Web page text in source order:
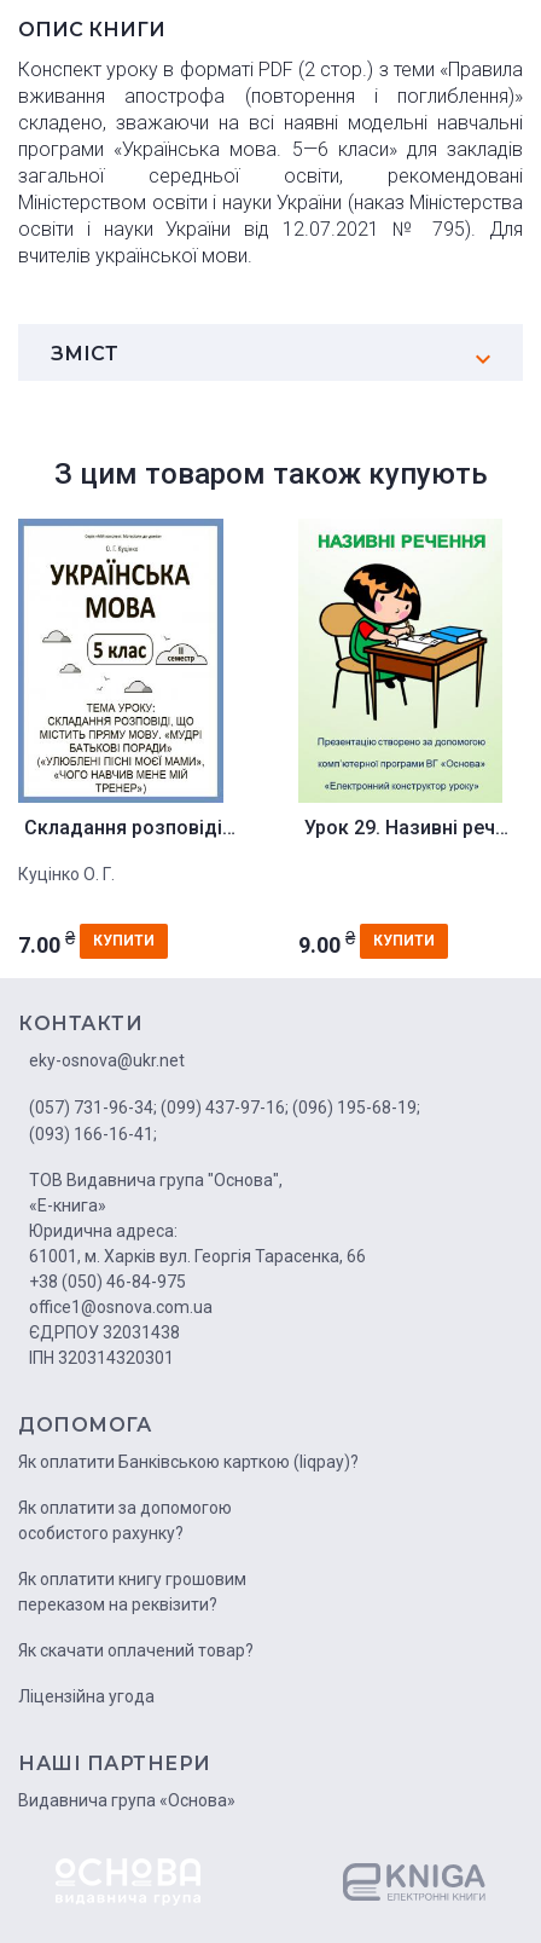
ОПИС КНИГИ
Конспект уроку в форматі PDF (2 стор.) з теми «Правила
вживання апострофа (повторення і поглиблення)»
складено, зважаючи на всі наявні модельні навчальні
програми «Українська мова. 5—6 класи» для закладів
загальної середньої освіти, рекомендовані
Міністерством освіти і науки України (наказ Міністерства
освіти і науки України від 12.07.2021 № 795). Для
вчителів української мови.
ЗМІСТ
З цим товаром також купують
Складання розповіді, що містит...
Куцінко О. Г.
7.00 ₴ КУПИТИ
Урок 29. Називні речення. През...
9.00 ₴ КУПИТИ
КОНТАКТИ
eky-osnova@ukr.net
(057) 731-96-34; (099) 437-97-16; (096) 195-68-19;
(093) 166-16-41;
ТОВ Видавнича група "Основа",
«Е-книга»
Юридична адреса:
61001, м. Харків вул. Георгія Тарасенка, 66
+38 (050) 46-84-975
office1@osnova.com.ua
ЄДРПОУ 32031438
ІПН 320314320301
ДОПОМОГА
Як оплатити Банківською карткою (liqpay)?
Як оплатити за допомогою
особистого рахунку?
Як оплатити книгу грошовим
переказом на реквізити?
Як скачати оплачений товар?
Ліцензійна угода
НАШІ ПАРТНЕРИ
Видавнича група «Основа»